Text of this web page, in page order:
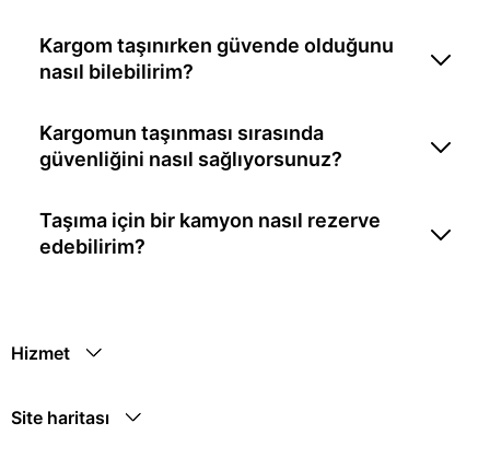
Kargom taşınırken güvende olduğunu
nasıl bilebilirim?
Kargomun taşınması sırasında
güvenliğini nasıl sağlıyorsunuz?
Taşıma için bir kamyon nasıl rezerve
edebilirim?
Hizmet
Site haritası